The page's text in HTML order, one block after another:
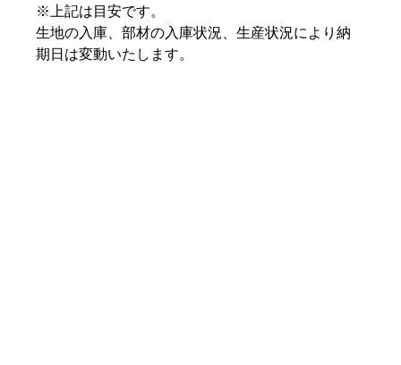
※上記は目安です。
生地の入庫、部材の入庫状況、生産状況により納
期日は変動いたします。